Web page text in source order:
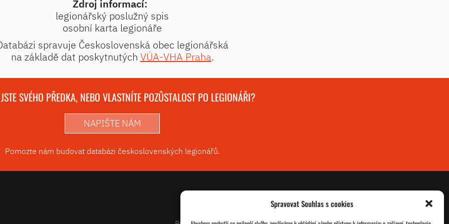
Spravovat Souhlas s cookies
Zdroj informací:
legionářský poslužný spis
osobní karta legionáře
spravuje Československá obec legionářská
na základě dat poskytnutých VÚA-VHA Praha.
SVÉHO PŘEDKA, NEBO VLASTNÍTE POZŮSTALOST PO LEGIONÁŘI?
NAPIŠTE NÁM
Pomozte nám budovat databázi československých legionářů.